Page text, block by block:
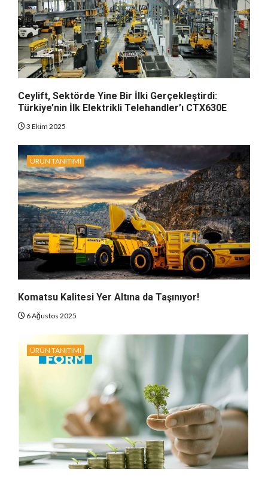
Ceylift, Sektörde Yine Bir İlki Gerçekleştirdi:
Türkiye’nin İlk Elektrikli Telehandler’ı CTX630E
3 Ekim 2025
ÜRÜN TANITIMI
Komatsu Kalitesi Yer Altına da Taşınıyor!
6 Ağustos 2025
ÜRÜN TANITIMI